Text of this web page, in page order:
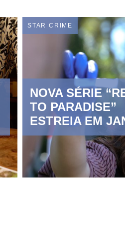
STAR CRIME
NOVA SÉRIE
TO PARADISE”
ESTREIA EM
NO STAR CRIME